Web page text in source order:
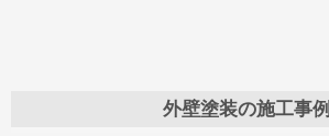
外壁塗装の施工事例